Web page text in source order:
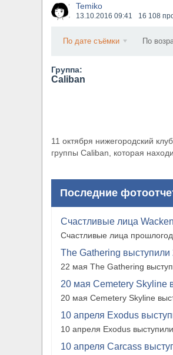
​Wacken Open Air 2027
Temiko
13.10.2016 09:41 16 108
По дате съёмки По
Группа:
Caliban
11 октября нижегородский
группы Caliban, которая
Последние
Счастливые лица
Счастливые лица
The Gathering
22 мая The Gathering
20 мая Cemetery Skyline
20 мая Cemetery Skyline
10 апреля Exodus
10 апреля Exodus
10 апреля Carcass